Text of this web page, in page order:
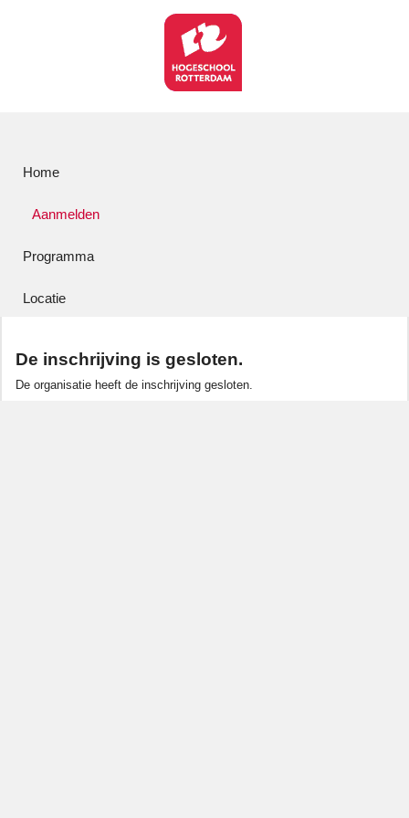
Home
Aanmelden
Programma
Locatie
De inschrijving is gesloten.
De organisatie heeft de inschrijving gesloten.